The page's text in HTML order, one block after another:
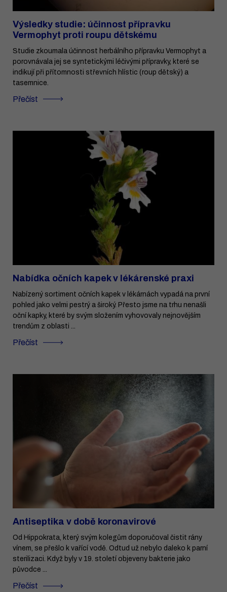
Výsledky studie: účinnost přípravku
Vermophyt proti roupu dětskému
Studie zkoumala účinnost herbálního přípravku Vermophyt a
porovnávala jej se syntetickými léčivými přípravky, které se
indikují při přítomnosti střevních hlístic (roup dětský) a
tasemnice.
Přečíst
Nabídka očních kapek v lékárenské praxi
Nabízený sortiment očních kapek v lékárnách vypadá na první
pohled jako velmi pestrý a široký. Přesto jsme na trhu nenašli
oční kapky, které by svým složením vyhovovaly nejnovějším
trendům z oblasti ...
Přečíst
Antiseptika v době koronavirové
Od Hippokrata, který svým kolegům doporučoval čistit rány
vínem, se přešlo k vařící vodě. Odtud už nebylo daleko k parní
sterilizaci. Když byly v 19. století objeveny bakterie jako
původce ...
Přečíst